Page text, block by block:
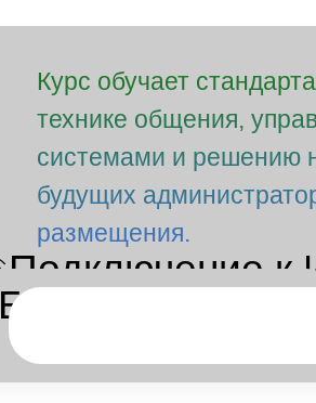
Подключение к
Бумага/
Курс обучает
технике общения,
системами и решению
будущих
размещения.